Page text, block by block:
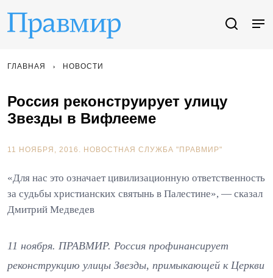
ГЛАВНАЯ НОВОСТИ
Россия реконструирует улицу
Звезды в Вифлееме
11 НОЯБРЯ, 2016. НОВОСТНАЯ СЛУЖБА "ПРАВМИР"
«Для нас это означает цивилизационную ответственность
за судьбы христианских святынь в Палестине», — сказал
Дмитрий Медведев
11 ноября. ПРАВМИР. Россия профинансирует
реконструкцию улицы Звезды, примыкающей к Церкви